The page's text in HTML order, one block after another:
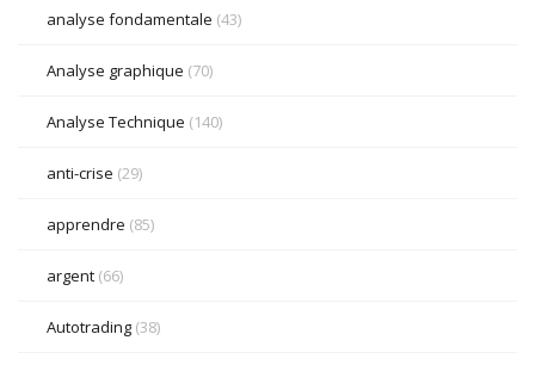
analyse fondamentale (43)
Analyse graphique (70)
Analyse Technique (140)
anti-crise (29)
apprendre (85)
argent (66)
Autotrading (38)